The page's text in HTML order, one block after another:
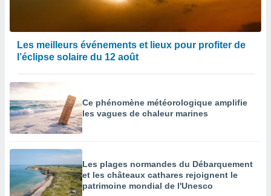
Les meilleurs événements et lieux pour profiter de
l’éclipse solaire du 12 août
Ce phénomène météorologique amplifie
les vagues de chaleur marines
Les plages normandes du Débarquement
et les châteaux cathares rejoignent le
patrimoine mondial de l'Unesco